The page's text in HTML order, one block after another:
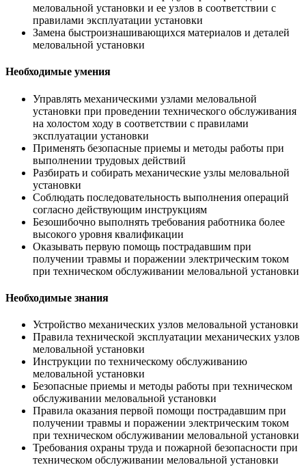
меловальной установки и ее узлов в соответствии с
правилами эксплуатации установки
Замена быстроизнашивающихся материалов и деталей
меловальной установки
Необходимые умения
Управлять механическими узлами меловальной
установки при проведении технического обслуживания
на холостом ходу в соответствии с правилами
эксплуатации установки
Применять безопасные приемы и методы работы при
выполнении трудовых действий
Разбирать и собирать механические узлы меловальной
установки
Соблюдать последовательность выполнения операций
согласно действующим инструкциям
Безошибочно выполнять требования работника более
высокого уровня квалификации
Оказывать первую помощь пострадавшим при
получении травмы и поражении электрическим током
при техническом обслуживании меловальной установки
Необходимые знания
Устройство механических узлов меловальной установки
Правила технической эксплуатации механических узлов
меловальной установки
Инструкции по техническому обслуживанию
меловальной установки
Безопасные приемы и методы работы при техническом
обслуживании меловальной установки
Правила оказания первой помощи пострадавшим при
получении травмы и поражении электрическим током
при техническом обслуживании меловальной установки
Требования охраны труда и пожарной безопасности при
техническом обслуживании меловальной установки